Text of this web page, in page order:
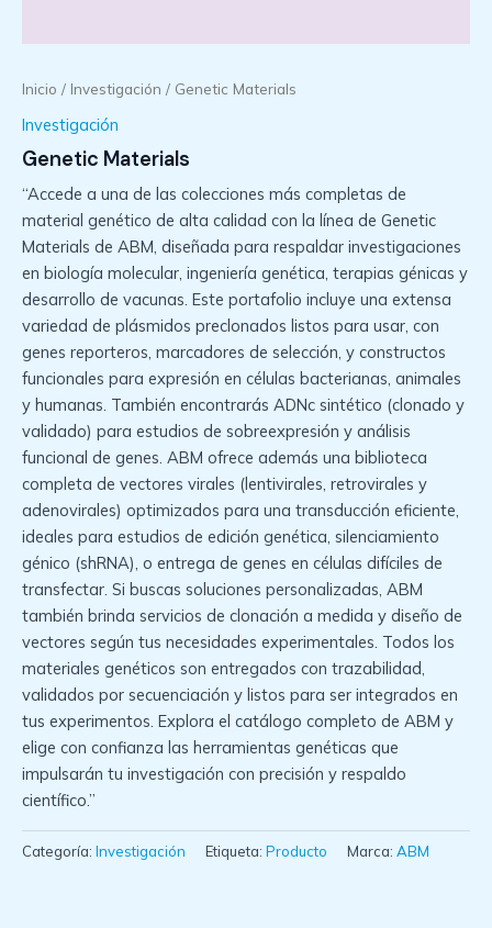
Inicio / Investigación / Genetic Materials
Investigación
Genetic Materials
“Accede a una de las colecciones más completas de
material genético de alta calidad con la línea de Genetic
Materials de ABM, diseñada para respaldar investigaciones
en biología molecular, ingeniería genética, terapias génicas y
desarrollo de vacunas. Este portafolio incluye una extensa
variedad de plásmidos preclonados listos para usar, con
genes reporteros, marcadores de selección, y constructos
funcionales para expresión en células bacterianas, animales
y humanas. También encontrarás ADNc sintético (clonado y
validado) para estudios de sobreexpresión y análisis
funcional de genes. ABM ofrece además una biblioteca
completa de vectores virales (lentivirales, retrovirales y
adenovirales) optimizados para una transducción eficiente,
ideales para estudios de edición genética, silenciamiento
génico (shRNA), o entrega de genes en células difíciles de
transfectar. Si buscas soluciones personalizadas, ABM
también brinda servicios de clonación a medida y diseño de
vectores según tus necesidades experimentales. Todos los
materiales genéticos son entregados con trazabilidad,
validados por secuenciación y listos para ser integrados en
tus experimentos. Explora el catálogo completo de ABM y
elige con confianza las herramientas genéticas que
impulsarán tu investigación con precisión y respaldo
científico.”
Categoría: Investigación Etiqueta: Producto Marca: ABM